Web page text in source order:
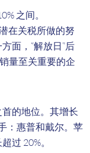
之间。
在关税所做的努
面，“解放日”后
量至关重要的企
的地位。其增长
：惠普和戴尔。苹
过 20%。